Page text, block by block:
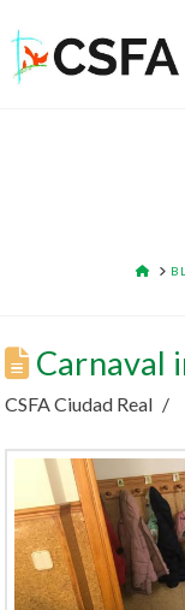
Carnaval
CSFA Ciudad Real